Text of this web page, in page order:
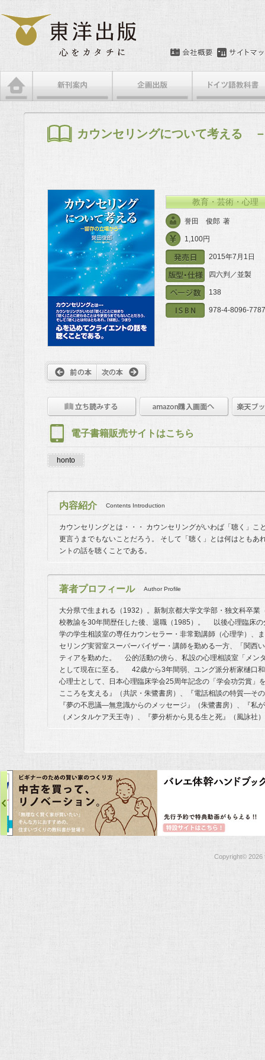
メインメニュー
メインコンテンツへ移動
サブコンテンツへ移動
カウンセリングについて考える
教育・芸術・心理
誉田 俊郎 著
1,100円
2015年7月1日
四六判／並製
138
978-4-8096-
電子書籍販売サイトはこちら
honto
内容紹介 Contents Introduction
カウンセリングとは・・・ カウンセリングがいわば「聴く」こ
更言うまでもないことだろう。 そして「聴く」とは何はともあ
ントの話を聴くことである。
著者プロフィール Author Profile
大分県で生まれる（1932）。新制京都大学文学部・独文科卒
校教諭を30年間歴任した後、退職（1985）。 以後心理臨床の
学の学生相談室の専任カウンセラー・非常勤講師（心理学）、
セリング実習室スーパーバイザー・講師を勤める一方、「関西
ティアを勤めた。 公的活動の傍ら、私設の心理相談室「メン
として現在に至る。 42歳から3年間弱、ユング派分析家樋口
心理士として、日本心理臨床学会25周年記念の「学会功労賞
こころを支える』（共訳・朱鷺書房）、『電話相談の特質―そ
『夢の不思議―無意識からのメッセージ』（朱鷺書房）、『私
（メンタルケア天王寺）、『夢分析から見る生と死』（風詠社
Copyright© 2026